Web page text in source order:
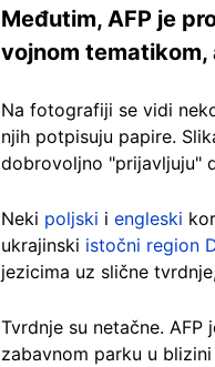
Međutim, AFP je
vojnom
Na fotografiji se vidi
njih potpisuju papire.
dobrovoljno "prijavljuju"
Neki poljski i engleski
ukrajinski istočni region
jezicima uz slične
Tvrdnje su netačne.
zabavnom parku u